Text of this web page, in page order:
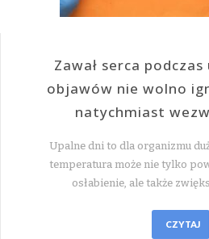
Zawał serca
objawów nie wolno
natychmiast
Upalne dni to dla organizmu
temperatura może nie tylko
osłabienie, ale także
CZYTAJ